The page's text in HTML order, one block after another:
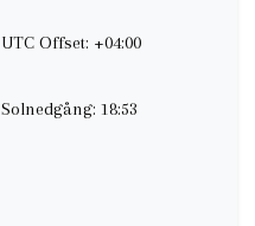
UTC Offset: +04:00
Solnedgång: 18:53